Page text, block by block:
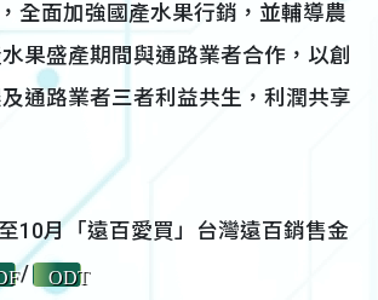
全面加強國產水果行銷，並輔導農
果盛產期間與通路業者合作，以創
通路業者三者利益共生，利潤共享
10月「遠百愛買」台灣遠百銷售金
/ ODT